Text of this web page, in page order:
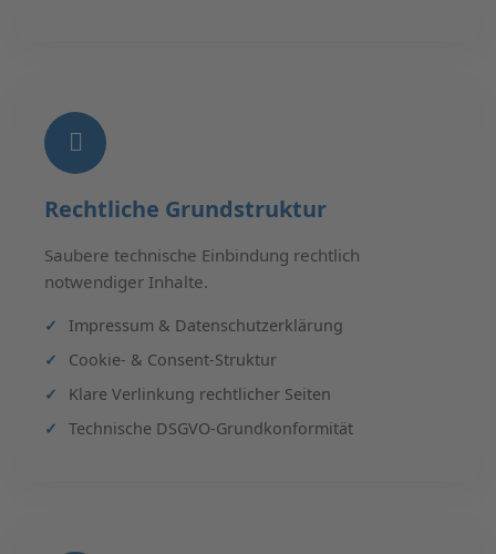
Rechtliche Grundstruktur
Saubere technische Einbindung rechtlich
notwendiger Inhalte.
Impressum & Datenschutzerklärung
Cookie- & Consent-Struktur
Klare Verlinkung rechtlicher Seiten
Technische DSGVO-Grundkonformität